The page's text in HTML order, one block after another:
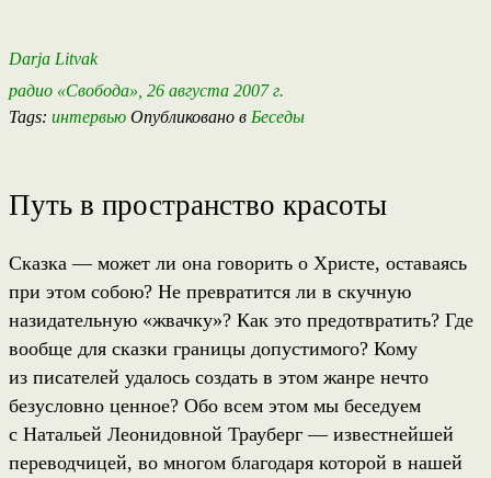
Darja Litvak
радио «Свобода», 26 августа 2007 г.
Tags: интервью Опубликовано в Беседы
Путь в пространство красоты
Cказка — может ли она говорить о Христе, оставаясь
при этом собою? Не превратится ли в скучную
назидательную «жвачку»? Как это предотвратить? Где
вообще для сказки границы допустимого? Кому
из писателей удалось создать в этом жанре нечто
безусловно ценное? Обо всем этом мы беседуем
с Натальей Леонидовной Трауберг — известнейшей
переводчицей, во многом благодаря которой в нашей